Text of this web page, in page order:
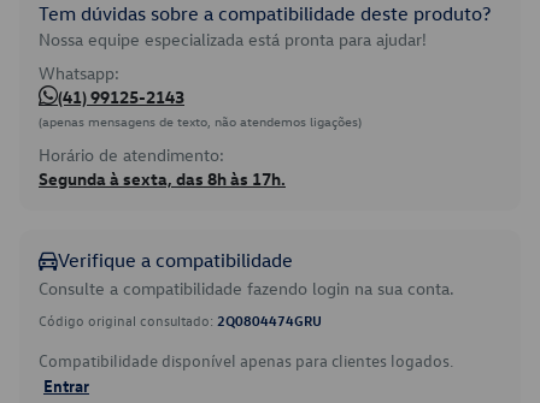
Tem dúvidas sobre a compatibilidade deste produto?
Nossa equipe especializada está pronta para ajudar!
Whatsapp:
(41) 99125-2143
(apenas mensagens de texto, não atendemos ligações)
Horário de atendimento:
Segunda à sexta, das 8h às 17h.
Verifique a compatibilidade
Consulte a compatibilidade fazendo login na sua conta.
Código original consultado: 2Q0804474GRU
Compatibilidade disponível apenas para clientes logados.
Entrar